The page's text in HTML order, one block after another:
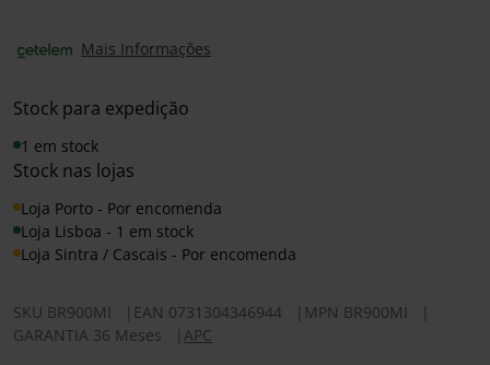
Mais Informações
Stock para expedição
1 em stock
Stock nas lojas
Loja Porto - Por encomenda
Loja Lisboa - 1 em stock
Loja Sintra / Cascais - Por encomenda
SKU BR900MI EAN 0731304346944 MPN BR900MI
GARANTIA 36 Meses
APC